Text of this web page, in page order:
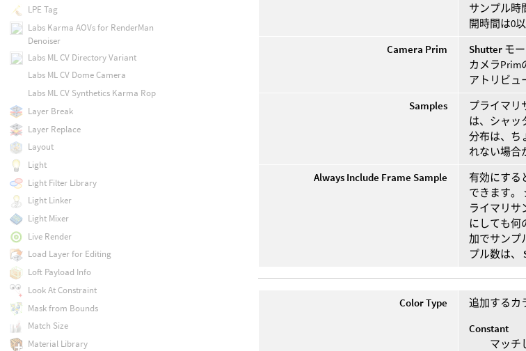
サンプル時
開時間は0
Camera Prim
Shutter モ
カメラPrim
アトリビュ
Samples
プライマリ
は、シャッ
分布は、ち
れない場合
Always Include Frame Sample
有効にする
できます。
ライマリサ
にしても何
加でサンプ
プル数は、
Color Type
追加するカ
Constant
マッチ
LPE Tag
Labs Karma AOVs for RenderMan
Denoiser
Labs ML CV Directory Variant
Labs ML CV Dome Camera
Labs ML CV Synthetics Karma Rop
Layer Break
Layer Replace
Layout
Light
Light Filter Library
Light Linker
Light Mixer
Live Render
Load Layer for Editing
Loft Payload Info
Look At Constraint
Mask from Bounds
Match Size
Material Library